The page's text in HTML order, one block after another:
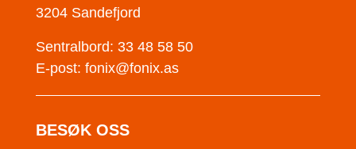
3204 Sandefjord
Sentralbord: 33 48 58 50
E-post: fonix@fonix.as
BESØK OSS